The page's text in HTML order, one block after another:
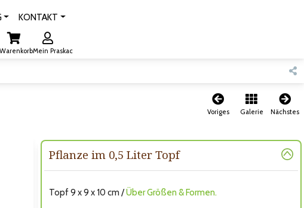
KONTAKT
WarenkorbMein Praskac
Voriges Galerie Nächstes
Pflanze im 0,5 Liter Topf
Topf 9 x 9 x 10 cm /Über Größen & Formen.